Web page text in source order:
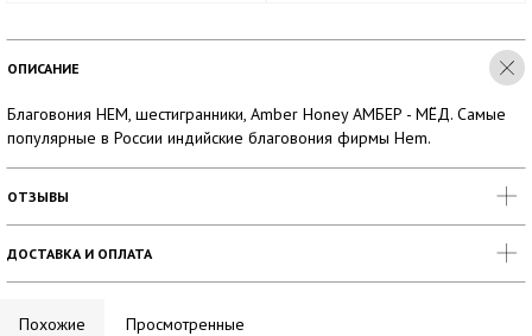
ОПИСАНИЕ
Благовония HEM, шестигранники, Amber Honey АМБЕР - МЁД. Самые
популярные в России индийские благовония фирмы Hem.
ОТЗЫВЫ
ДОСТАВКА И ОПЛАТА
Похожие Просмотренные